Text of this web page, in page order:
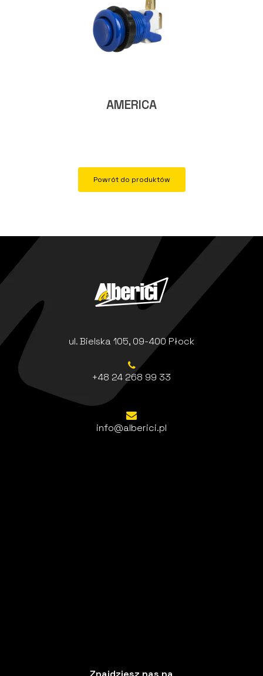
AMERICA
Powrót do produktów
ul. Bielska 105, 09-400 Płock
+48 24 268 99 33
info@alberici.pl